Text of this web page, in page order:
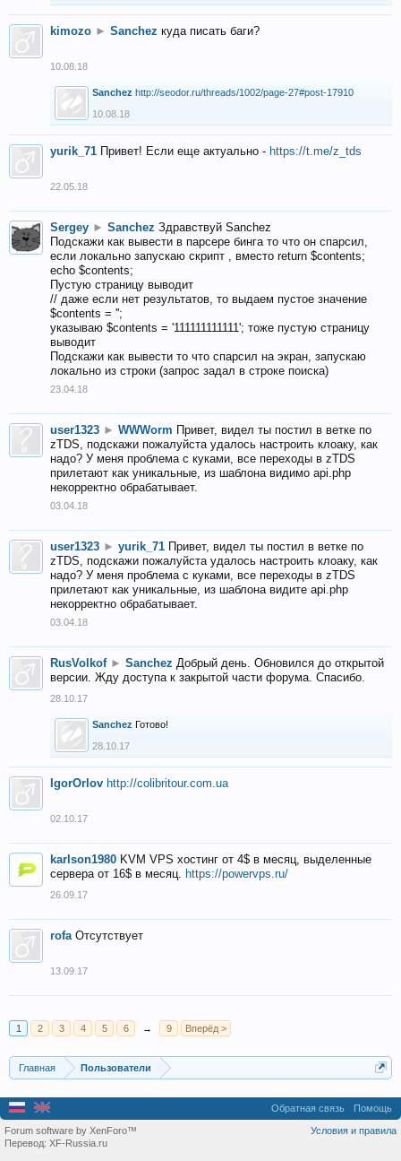
kimozo ► Sanchez куда писать баги?
10.08.18
Sanchez http://seodor.ru/threads/1002/page-27#post-17910
10.08.18
yurik_71 Привет! Если еще актуально - https://t.me/z_tds
22.05.18
Sergey ► Sanchez Здравствуй Sanchez
Подскажи как вывести в парсере бинга то что он спарсил,
если локально запускаю скрипт , вместо return $contents;
echo $contents;
Пустую страницу выводит
// даже если нет результатов, то выдаем пустое значение
$contents = '';
указываю $contents = '111111111111'; тоже пустую страницу
выводит
Подскажи как вывести то что спарсил на экран, запускаю
локально из строки (запрос задал в строке поиска)
23.04.18
user1323 ► WWWorm Привет, видел ты постил в ветке по
zTDS, подскажи пожалуйста удалось настроить клоаку, как
надо? У меня проблема с куками, все переходы в zTDS
прилетают как уникальные, из шаблона видимо api.php
некорректно обрабатывает.
03.04.18
user1323 ► yurik_71 Привет, видел ты постил в ветке по
zTDS, подскажи пожалуйста удалось настроить клоаку, как
надо? У меня проблема с куками, все переходы в zTDS
прилетают как уникальные, из шаблона видите api.php
некорректно обрабатывает.
03.04.18
RusVolkof ► Sanchez Добрый день. Обновился до открытой
версии. Жду доступа к закрытой части форума. Спасибо.
28.10.17
Sanchez Готово!
28.10.17
IgorOrlov http://colibritour.com.ua
02.10.17
karlson1980 KVM VPS хостинг от 4$ в месяц, выделенные
сервера от 16$ в месяц. https://powervps.ru/
26.09.17
rofa Отсутствует
13.09.17
1 2 3 4 5 6 → 9 Вперёд >
Главная Пользователи
Обратная связь Помощь
Условия и правила
Forum software by XenForo™
Перевод: XF-Russia.ru